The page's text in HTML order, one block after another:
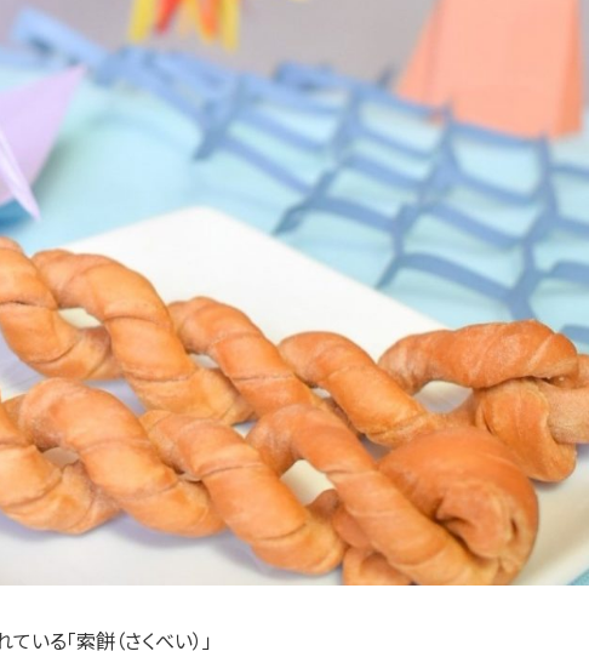
いる「索餅（さくべい）」